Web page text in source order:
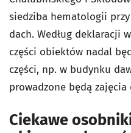
siedziba hematologii
dach. Według deklaracji
części obiektów nadal
części, np. w budynku
prowadzone będą
Ciekawe